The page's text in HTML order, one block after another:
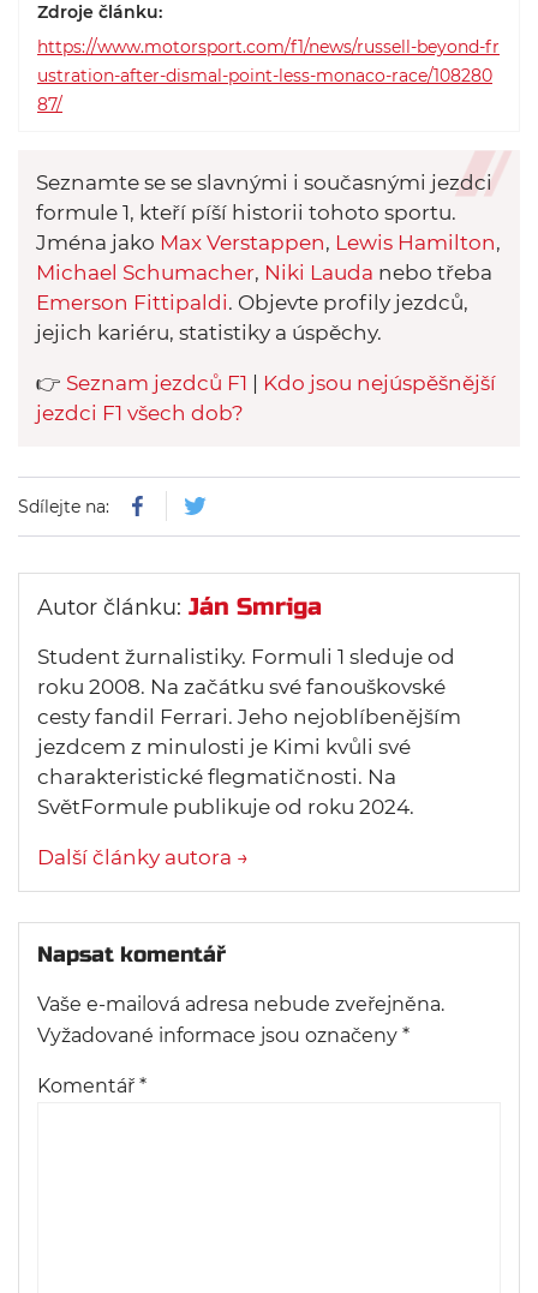
Zdroje článku:
https://www.motorsport.com/f1/news/russell-beyond-fr
ustration-after-dismal-point-less-monaco-race/108280
87/
Seznamte se se slavnými i současnými jezdci
formule 1, kteří píší historii tohoto sportu.
Jména jako Max Verstappen, Lewis Hamilton,
Michael Schumacher, Niki Lauda nebo třeba
Emerson Fittipaldi. Objevte profily jezdců,
jejich kariéru, statistiky a úspěchy.
👉 Seznam jezdců F1
Kdo jsou nejúspěšnější
jezdci F1 všech dob?
Sdílejte na:
Autor článku: Ján Smriga
Student žurnalistiky. Formuli 1 sleduje od
roku 2008. Na začátku své fanouškovské
cesty fandil Ferrari. Jeho nejoblíbenějším
jezdcem z minulosti je Kimi kvůli své
charakteristické flegmatičnosti. Na
SvětFormule publikuje od roku 2024.
Další články autora →
Napsat komentář
Vaše e-mailová adresa nebude zveřejněna.
Vyžadované informace jsou označeny *
Komentář *